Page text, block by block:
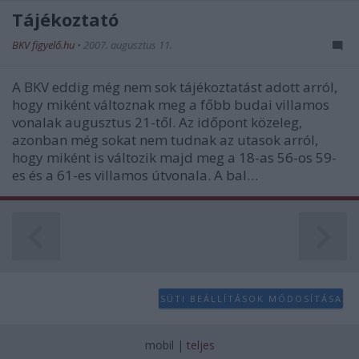
Tájékoztató
BKV figyelő.hu • 2007. augusztus 11.
A BKV eddig még nem sok tájékoztatást adott arról,
hogy miként változnak meg a főbb budai villamos
vonalak augusztus 21-től. Az időpont közeleg,
azonban még sokat nem tudnak az utasok arról,
hogy miként is változik majd meg a 18-as 56-os 59-
es és a 61-es villamos útvonala. A bal…
SÜTI BEÁLLÍTÁSOK MÓDOSÍTÁSA
mobil | teljes